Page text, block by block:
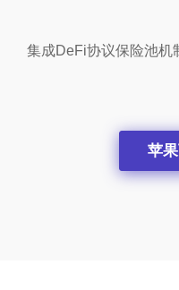
集成DeFi协议保险池机
苹